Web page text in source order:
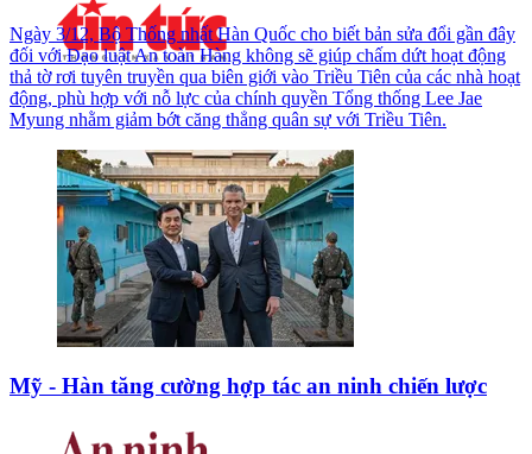
Ngày 3/12, Bộ Thống nhất Hàn Quốc cho biết bản sửa đổi gần đây
đối với Đạo luật An toàn Hàng không sẽ giúp chấm dứt hoạt động
thả tờ rơi tuyên truyền qua biên giới vào Triều Tiên của các nhà hoạt
động, phù hợp với nỗ lực của chính quyền Tổng thống Lee Jae
Myung nhằm giảm bớt căng thẳng quân sự với Triều Tiên.
Mỹ - Hàn tăng cường hợp tác an ninh chiến lược